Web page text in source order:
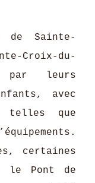
de Sainte-
Croix-du-
par leurs
avec
telles que
certaines
le Pont de